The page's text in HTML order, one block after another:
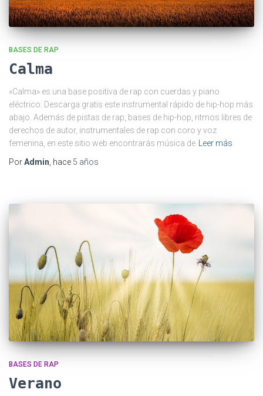
BASES DE RAP
Calma
«Calma» es una base positiva de rap con cuerdas y piano
eléctrico. Descarga gratis este instrumental rápido de hip-hop más
abajo. Además de pistas de rap, bases de hip-hop, ritmos libres de
derechos de autor, instrumentales de rap con coro y voz
femenina, en este sitio web encontrarás música de
Leer más
PorAdmin , hace 5 años
BASES DE RAP
Verano